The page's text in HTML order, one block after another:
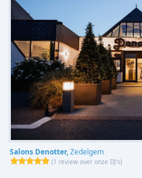
Salons Denotter,Zedelgem
(1 review over onze DJ's)